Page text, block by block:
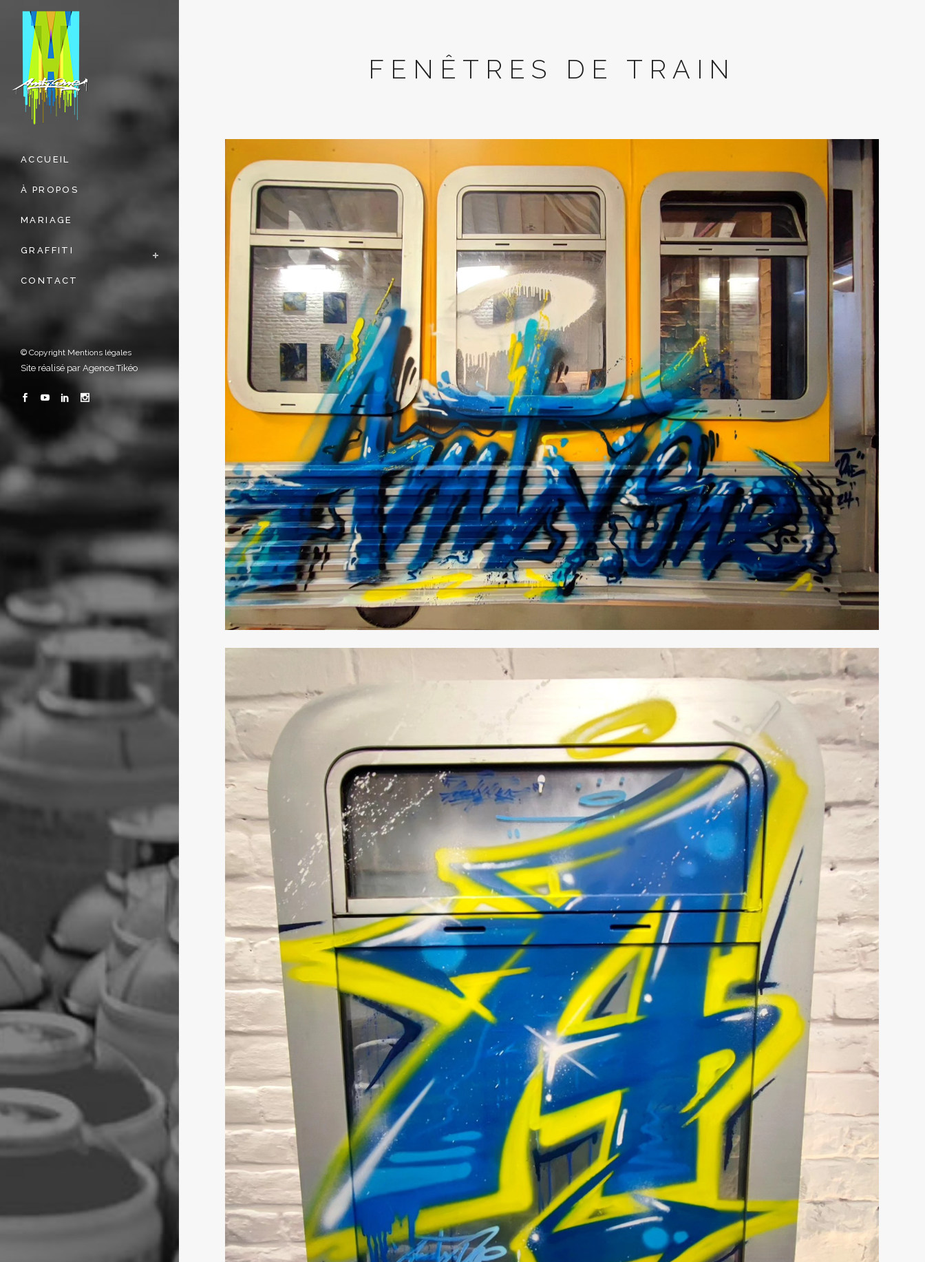
ACCUEIL
À PROPOS
MARIAGE
GRAFFITI
CONTACT
© Copyright Mentions légales
Site réalisé par Agence Tikéo
FENÊTRES DE TRAIN